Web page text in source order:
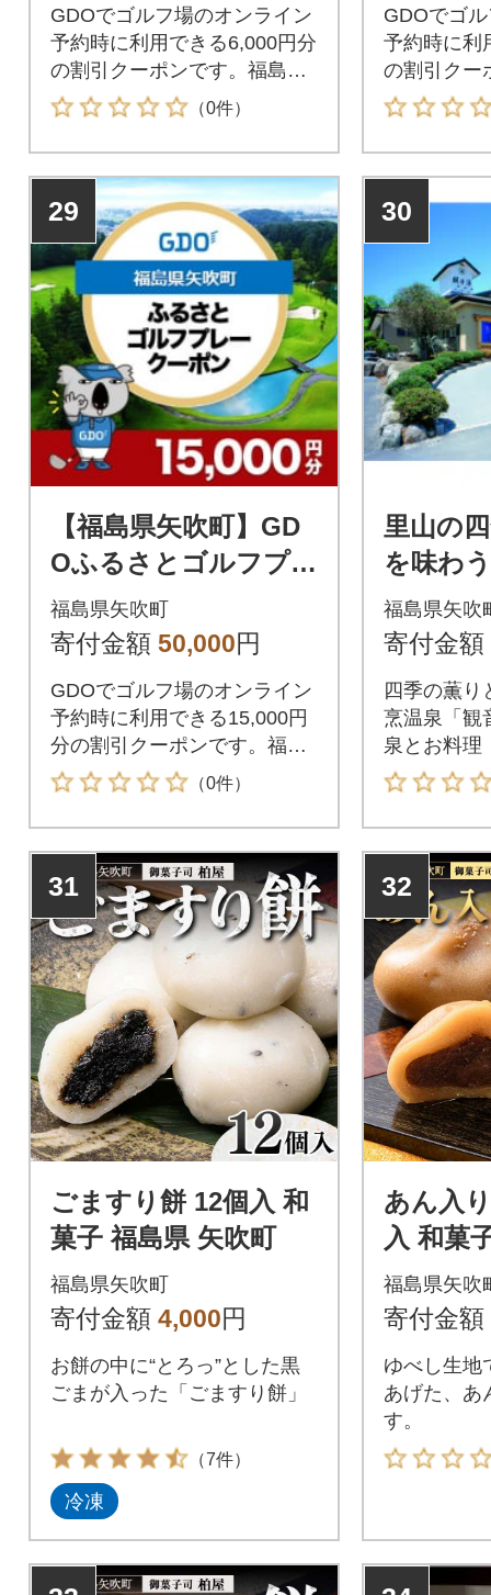
GDOでゴルフ場のオンライン
予約時に利用できる6,000円分
の割引クーポンです。福島県
矢吹町が指定するゴルフ場で
利用できます。
（0件）
GDOでゴ
予約時に利
の割引クー
矢吹町が指
利用できま
29
【福島県矢吹町】GD
Oふるさとゴルフプレ
ークーポン(15,000円
分)
福島県矢吹町
寄付金額 50,000円
GDOでゴルフ場のオンライン
予約時に利用できる15,000円
分の割引クーポンです。福島
県矢吹町が指定するゴルフ場
で利用できます。
（0件）
30
里山の
を味わ
食付き(
付き)
福島県矢吹
寄付金額
四季の薫り
烹温泉「観
泉とお料理
31
ごますり餅 12個入 和
菓子 福島県 矢吹町
福島県矢吹町
寄付金額 4,000円
お餅の中に“とろっ”とした黒
ごまが入った「ごますり餅」
（7件）
冷凍
32
あん入
入 和菓
町
福島県矢吹
寄付金額
ゆべし生地
あげた、あ
す。